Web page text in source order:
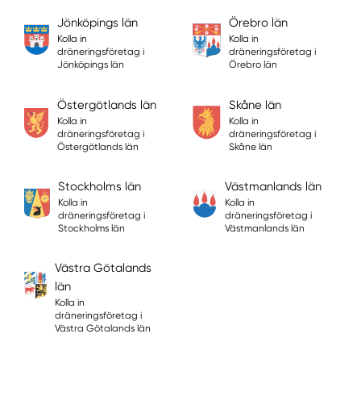
Jönköpings län
Kolla in
dräneringsföretag i
Jönköpings län
Örebro län
Kolla in
dräneringsföretag i
Örebro län
Östergötlands län
Kolla in
dräneringsföretag i
Östergötlands län
Skåne län
Kolla in
dräneringsföretag i
Skåne län
Stockholms län
Kolla in
dräneringsföretag i
Stockholms län
Västmanlands län
Kolla in
dräneringsföretag i
Västmanlands län
Västra Götalands
län
Kolla in
dräneringsföretag i
Västra Götalands län